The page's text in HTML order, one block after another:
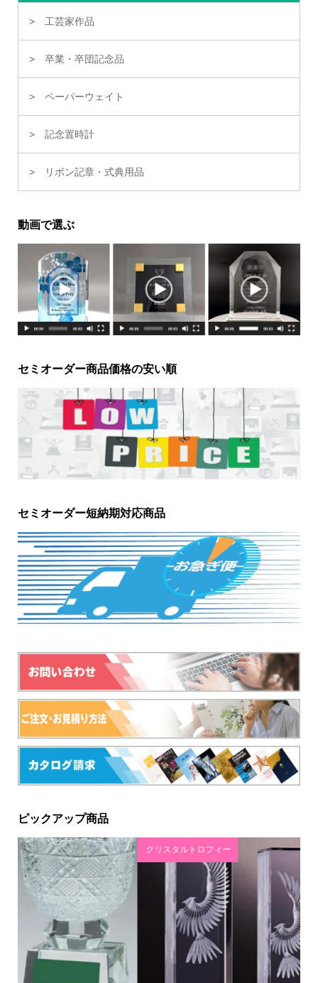
工芸家作品
卒業・卒団記念品
ペーパーウェイト
記念置時計
リボン記章・式典用品
動画で選ぶ
セミオーダー商品価格の安い順
セミオーダー短納期対応商品
ピックアップ商品
クリスタルトロフィー